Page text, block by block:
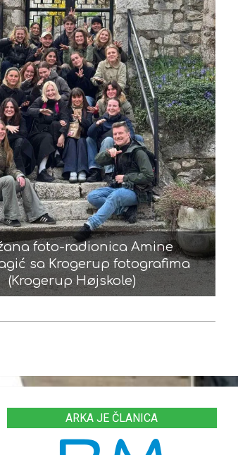
foto-radionica Amine
sa Krogerup fotografima
(Krogerup Højskole)
ARKA JE ČLANICA